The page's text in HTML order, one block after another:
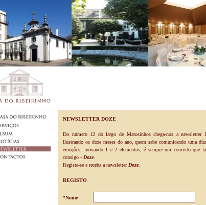
NEWSLETTER DOZE
Do número 12 do largo de Matosinhos chega-nos a newsletter
Ilustrando os doze meses do ano, quem sabe comunicando uma
emoções, inovando 1 e 2 elementos, é sempre um conceito que
consigo - Doze.
Registe-se e receba a newsletter Doze.
REGISTO
*Nome